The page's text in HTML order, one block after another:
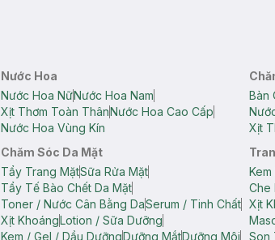
Nước Hoa
Nước Hoa NữNước Hoa Nam
Xịt Thơm Toàn ThânNước Hoa Cao Cấp
Nước Hoa Vùng Kín
Bàn
Xịt
Chăm Sóc Da Mặt
Tẩy Trang MặtSữa Rửa Mặt
Tẩy Tế Bào Chết Da Mặt
Toner / Nước Cân Bằng DaSerum / Tinh Chất
Xịt KhoángLotion / Sữa Dưỡng
Kem / Gel / Dầu DưỡngDưỡng MắtDưỡng Môi
Kem
Che
Xịt
Son